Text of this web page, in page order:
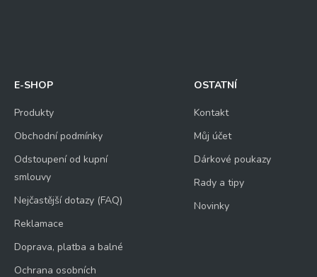
E-SHOP
Produkty
Obchodní podmínky
Odstoupení od kupní
smlouvy
Nejčastější dotazy (FAQ)
Reklamace
Doprava, platba a balné
Ochrana osobních
OSTATNÍ
Kontakt
Můj účet
Dárkové poukazy
Rady a tipy
Novinky